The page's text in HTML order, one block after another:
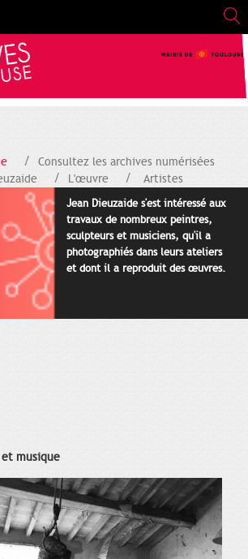
Consultez les archives numérisées
L'œuvre Artistes
Jean Dieuzaide s'est intéressé aux
travaux de nombreux peintres,
sculpteurs et musiciens, qu'il a
photographiés dans leurs ateliers
et dont il a reproduit des œuvres.
musique
panel